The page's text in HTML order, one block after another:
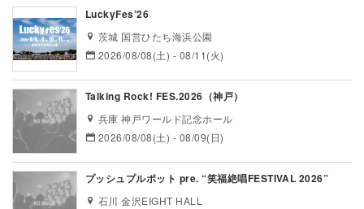
LuckyFes’26
茨城 国営ひたち海浜公園
2026/08/08(土) - 08/11(火)
Talking Rock! FES.2026（神戸）
兵庫 神戸ワールド記念ホール
2026/08/08(土) - 08/09(日)
プッシュプルポット pre. “笑福絶唱FESTIVAL 2026”
石川 金沢EIGHT HALL